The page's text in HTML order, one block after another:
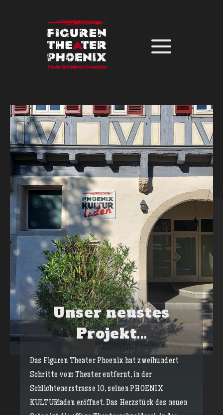
Unser neustes
Projekt...
Das Figuren Theater Phoenix hat zweihundert
Schritte vom Theater entfernt, in der
Schlichtenerstrasse 10, seinen PHOENIX
KULTURladen eröffnet. Das Herzstück des neuen